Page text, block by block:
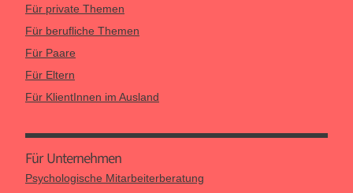
Für private Themen
Für berufliche Themen
Für Paare
Für Eltern
Für KlientInnen im Ausland
Für Unternehmen
Psychologische Mitarbeiterberatung